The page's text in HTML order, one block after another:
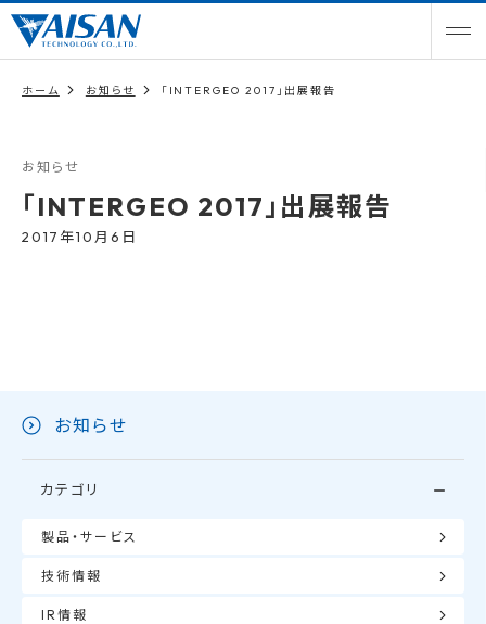
ホーム お知らせ 「INTERGEO 2017」出展報告
お知らせ
「INTERGEO 2017」出展報告
2017年10月6日
お知らせ
カテゴリ
製品・サービス
技術情報
IR情報